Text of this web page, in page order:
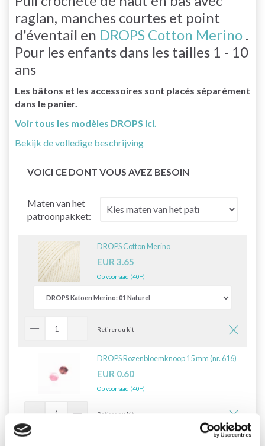
raglan, manches courtes et point
d'éventail en DROPS Cotton Merino .
Pour les enfants dans les tailles 1 - 10
ans
Les bâtons et les accessoires sont placés séparément
dans le panier.
Voir tous les modèles DROPS ici.
Bekijk de volledige beschrijving
VOICI CE DONT VOUS AVEZ BESOIN
Maten van het
patroonpakket:
DROPS Cotton Merino
EUR 3.65
Op voorraad (40+)
Retirer du kit
DROPS Rozenbloemknoop 15 mm (nr. 616)
EUR 0.60
Op voorraad (40+)
Retirer du kit